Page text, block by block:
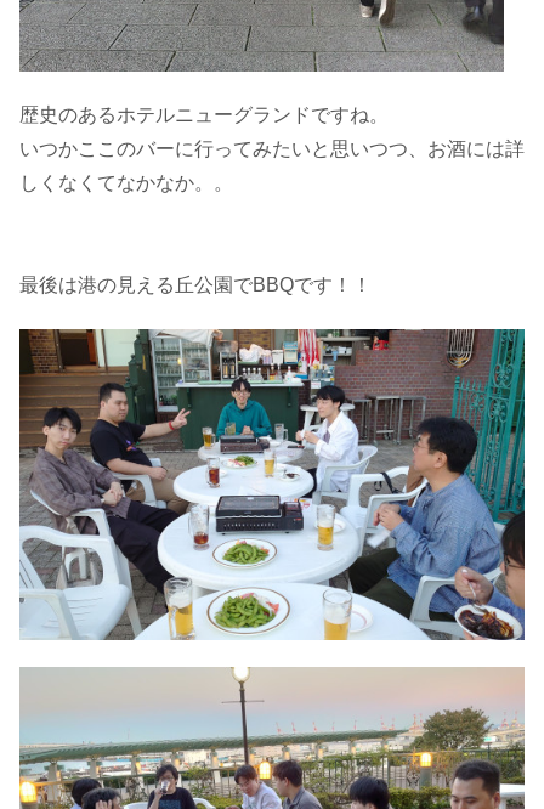
歴史のあるホテルニューグランドですね。
いつかここのバーに行ってみたいと思いつつ、お酒には詳
しくなくてなかなか。。
最後は港の見える丘公園でBBQです！！